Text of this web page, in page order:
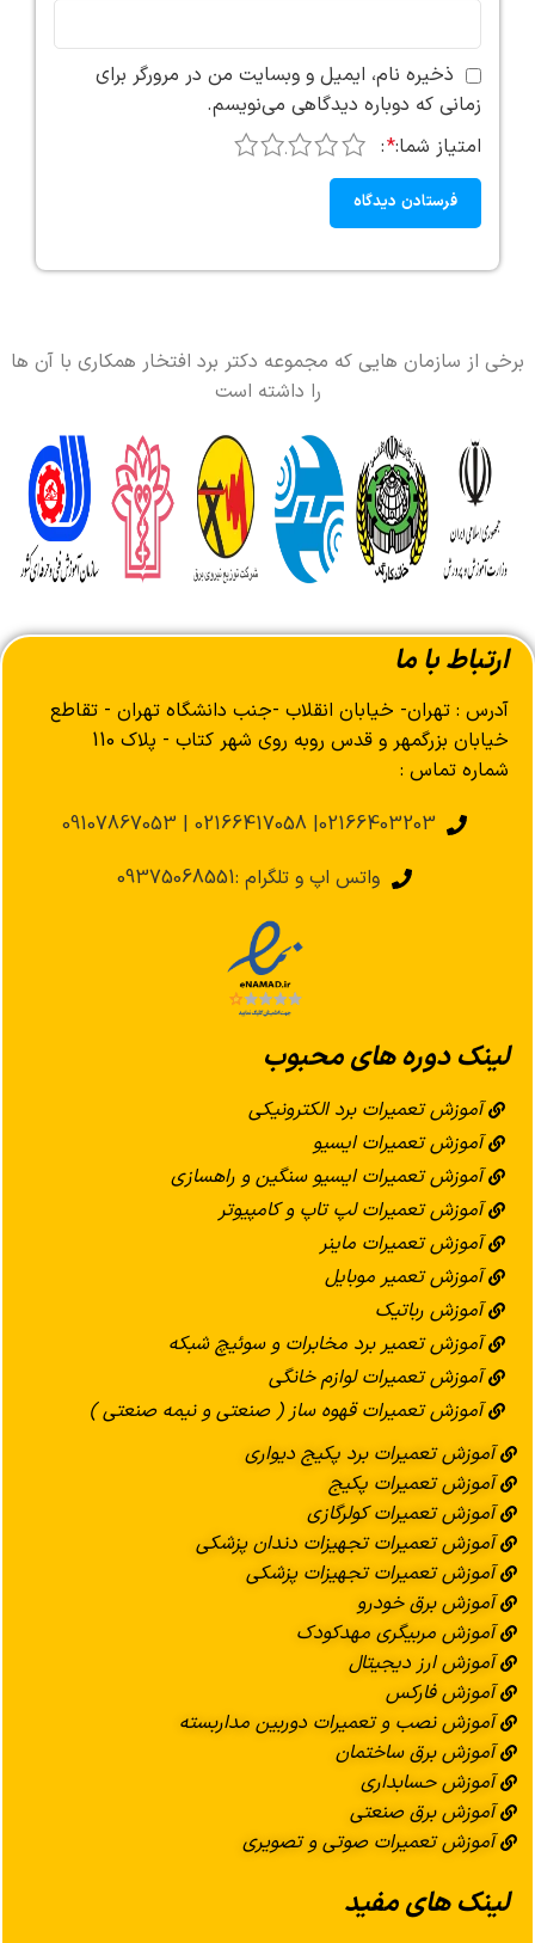
ذخیره نام، ایمیل و وبسایت من در مرورگر برای
زمانی که دوباره دیدگاهی می‌نویسم.
امتیاز شما:*
5 4 3 2
برخی از سازمان هایی که مجموعه دکتر برد افتخار همکاری با آن ها
را داشته است
ارتباط با ما
آدرس : تهران- خیابان انقلاب -جنب دانشگاه تهران - تقاطع
خیابان بزرگمهر و قدس روبه روی شهر کتاب - پلاک 110
شماره تماس :
02166403203| 02166417058 | 09107867053
واتس اپ و تلگرام :09375068551
لینک دوره های محبوب
آموزش تعمیرات برد الکترونیکی
آموزش تعمیرات ایسیو
آموزش تعمیرات ایسیو سنگین و راهسازی
آموزش تعمیرات لپ تاپ و کامپیوتر
آموزش تعمیرات ماینر
آموزش تعمیر موبایل
آموزش رباتیک
آموزش تعمیر برد مخابرات و سوئیچ شبکه
آموزش تعمیرات لوازم خانگی
آموزش تعمیرات قهوه ساز ( صنعتی و نیمه صنعتی )
آموزش تعمیرات برد پکیج دیواری
آموزش تعمیرات پکیج
آموزش تعمیرات کولرگازی
آموزش تعمیرات تجهیزات دندان پزشکی
آموزش تعمیرات تجهیزات پزشکی
آموزش برق خودرو
آموزش مربیگری مهدکودک
آموزش ارز دیجیتال
آموزش فارکس
آموزش نصب و تعمیرات دوربین مداربسته
آموزش برق ساختمان
آموزش حسابداری
آموزش برق صنعتی
آموزش تعمیرات صوتی و تصویری
لینک های مفید